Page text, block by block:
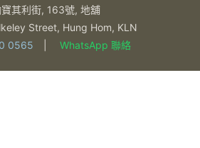
其利街, 163號, 地舖
Street, Hung Hom, KLN
0565
WhatsApp 聯絡